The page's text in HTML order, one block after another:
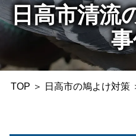
日高市清流
TOP ＞ 日高市の鳩よけ対策